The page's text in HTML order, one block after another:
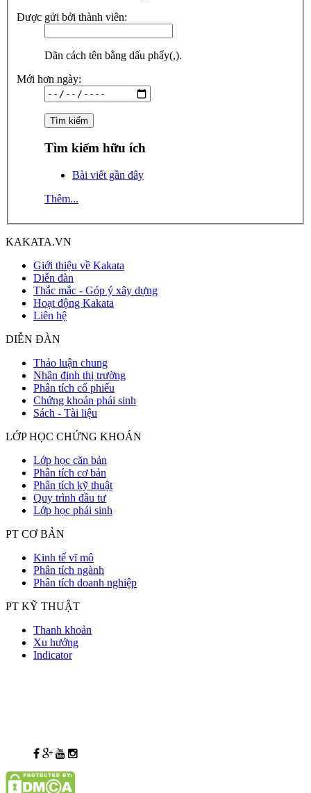
Được gửi bởi thành viên:
Dãn cách tên bằng dấu phẩy(,).
Mới hơn ngày:
Tìm kiếm hữu ích
Bài viết gần đây
Thêm...
KAKATA.VN
Giới thiệu về Kakata
Diễn đàn
Thắc mắc - Góp ý xây dựng
Hoạt động Kakata
Liên hệ
DIỄN ĐÀN
Thảo luận chung
Nhận định thị trường
Phân tích cổ phiếu
Chứng khoán phái sinh
Sách - Tài liệu
LỚP HỌC CHỨNG KHOÁN
Lớp học căn bản
Phân tích cơ bản
Phân tích kỹ thuật
Quy trình đầu tư
Lớp học phái sinh
PT CƠ BẢN
Kinh tế vĩ mô
Phân tích ngành
Phân tích doanh nghiệp
PT KỸ THUẬT
Thanh khoản
Xu hướng
Indicator